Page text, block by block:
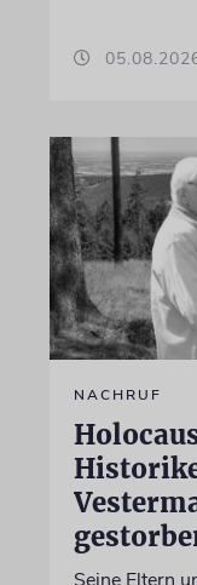
NACHRUF
Seine Eltern